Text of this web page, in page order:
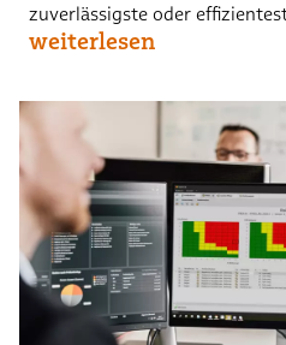
zuverlässigste oder
weiterlesen